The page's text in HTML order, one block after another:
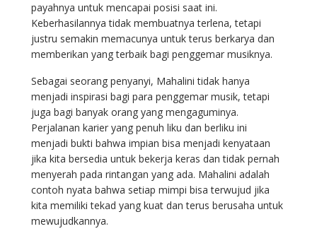
payahnya untuk mencapai posisi saat ini.
Keberhasilannya tidak membuatnya terlena, tetapi
justru semakin memacunya untuk terus berkarya dan
memberikan yang terbaik bagi penggemar musiknya.
Sebagai seorang penyanyi, Mahalini tidak hanya
menjadi inspirasi bagi para penggemar musik, tetapi
juga bagi banyak orang yang mengaguminya.
Perjalanan karier yang penuh liku dan berliku ini
menjadi bukti bahwa impian bisa menjadi kenyataan
jika kita bersedia untuk bekerja keras dan tidak pernah
menyerah pada rintangan yang ada. Mahalini adalah
contoh nyata bahwa setiap mimpi bisa terwujud jika
kita memiliki tekad yang kuat dan terus berusaha untuk
mewujudkannya.